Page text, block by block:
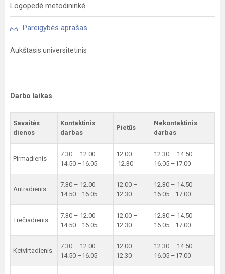
Logopedė metodininkė
Pareigybės aprašas
Aukštasis universitetinis
Darbo laikas
Savaitės
dienos
Kontaktinis
darbas
Pietūs
Nekontaktinis
darbas
Pirmadienis
7.30 – 12.00
14.50 –16.05
12.00 –
12.30
12.30 – 14.50
16.05 –17.00
Antradienis
7.30 – 12.00
14.50 –16.05
12.00 –
12.30
12.30 – 14.50
16.05 –17.00
Trečiadienis
7.30 – 12.00
14.50 –16.05
12.00 –
12.30
12.30 – 14.50
16.05 –17.00
Ketvirtadienis
7.30 – 12.00
14.50 –16.05
12.00 –
12.30
12.30 – 14.50
16.05 –17.00